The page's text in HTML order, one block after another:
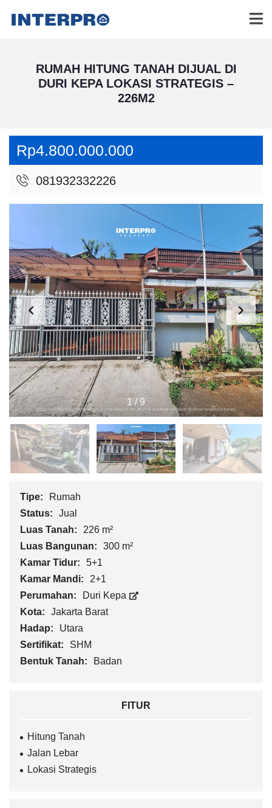
RUMAH HITUNG TANAH DIJUAL DI
DURI KEPA LOKASI STRATEGIS –
226M2
Rp4.800.000.000
081932332226
1 /9
Tipe:
Rumah
Status:
Jual
Luas Tanah:
226 m²
Luas Bangunan:
300 m²
Kamar Tidur:
5+1
Kamar Mandi:
2+1
Perumahan:
Duri Kepa
Kota:
Jakarta Barat
Hadap:
Utara
Sertifikat:
SHM
Bentuk Tanah:
Badan
FITUR
Hitung Tanah
Jalan Lebar
Lokasi Strategis